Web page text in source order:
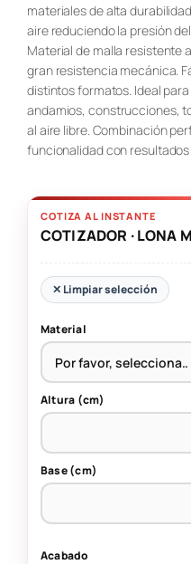
materiales de alta
aire reduciendo la presión
Material de malla resistente
gran resistencia mecánica.
distintos formatos. Ideal
andamios, construcciones,
al aire libre. Combinación
funcionalidad con
COTIZA AL INSTANTE
COTIZADOR · LONA
✕ Limpiar selección
Material
Altura (cm)
Base (cm)
Acabado